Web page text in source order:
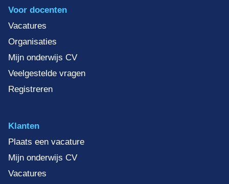
Voor docenten
Vacatures
Organisaties
Mijn onderwijs CV
Veelgestelde vragen
Registreren
Klanten
Plaats een vacature
Mijn onderwijs CV
Vacatures